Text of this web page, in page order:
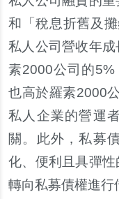
和「稅息折舊及
私人公司營收年
素2000公司的5%
也高於羅素2000
私人企業的營運
關。此外，私募
化、便利且具彈
轉向私募債權進